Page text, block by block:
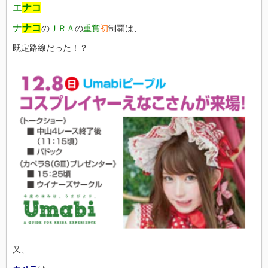
エナコ
ナナコの ＪＲＡの重賞初制覇は、
既定路線だった！？
又、